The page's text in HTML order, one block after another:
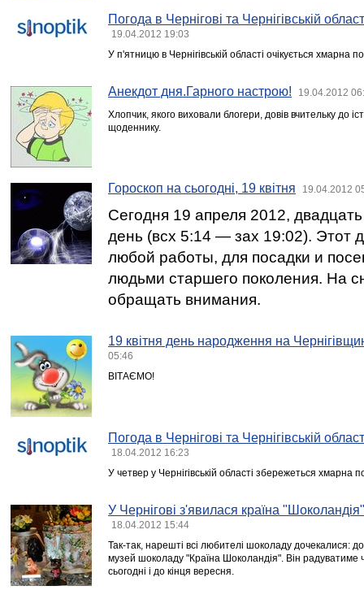
Погода в Чернігові та Чернігівській
19.04.2012 19:03
У п'ятницю в Чернігівській області очікується хмарна
Анекдот дня.Гарного настрою! 19.04.2012
Хлопчик, якого виховали блогери, довів вчительку до
щоденнику.
Гороскоп на сьогодні, 19 квітня 19.04.2012
Сегодня 19 апреля 2012,
день (всх 5:14 — зах 19:02). Этот
любой работы, для посадки и
людьми старшего поколения. На
обращать внимания.
19 квітня день народження на
05:46
ВІТАЄМО!
Погода в Чернігові та Чернігівській
18.04.2012 16:23
У четвер у Чернігівській області збережеться хмарна
У Чернігові з'явилася країна
18.04.2012 15:44
Так-так, нарешті всі любителі шоколаду дочекалися:
музей шоколаду "Країна Шоколандія". Він радуватиме
сьогодні і до кінця вересня.